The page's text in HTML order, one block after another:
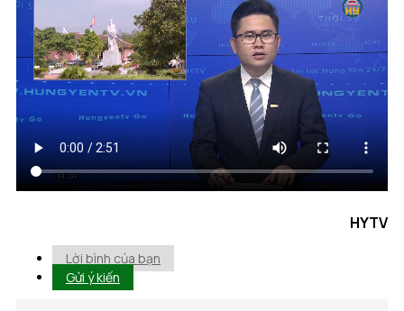
HYTV
Lời bình của bạn
Gửi ý kiến